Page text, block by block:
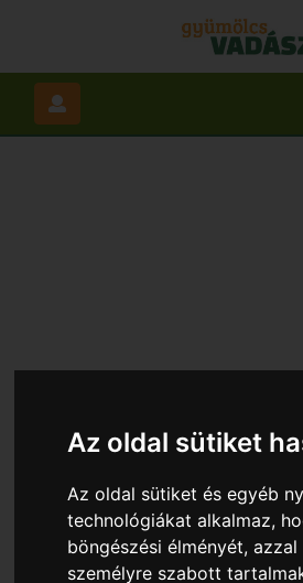
Az oldal sütiket
Az oldal sütiket és egyéb
technológiákat alkalmaz,
böngészési élményét,
személyre szabott